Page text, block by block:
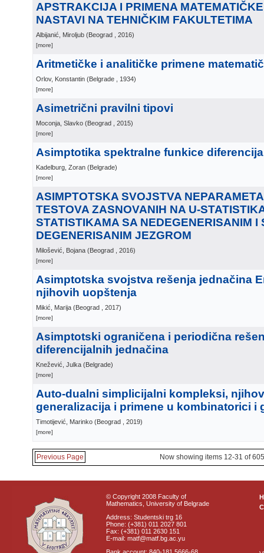
APSTRAKCIJA I PRIMENA
NASTAVI NA TEHNIČKIM FAKULTETIMA
Albijanić, Miroljub (Beograd , 2016)
[more]
Aritmetičke i analitičke primene
Orlov, Konstantin (Belgrade , 1934)
[more]
Asimetrični pravilni tipovi
Moconja, Slavko (Beograd , 2015)
[more]
Asimptotika spektralne funkice
Kadelburg, Zoran (Belgrade)
[more]
ASIMPTOTSKA SVOJSTVA
TESTOVA ZASNOVANIH NA U-
STATISTIKAMA SA NEDEGENERISANIM I
DEGENERISANIM JEZGROM
Milošević, Bojana (Beograd , 2016)
[more]
Asimptotska svojstva rešenja jednačina
njihovih uopštenja
Mikić, Marija (Beograd , 2017)
[more]
Asimptotski ograničena i periodična
diferencijalnih jednačina
Knežević, Julka (Belgrade)
[more]
Auto-dualni simplicijalni kompleksi,
generalizacija i primene u kombinatorici i
Timotijević, Marinko (Beograd , 2019)
[more]
Previous Page Now showing items 12-31 of 605
© Copyright 2008 Faculty of
Mathematics, University of Belgrade
Address: Studentski trg 16
Phone: (+381) 011 2027 801
Fax: (+381) 011 2630 151
E-mail: matf@matf.bg.ac.yu